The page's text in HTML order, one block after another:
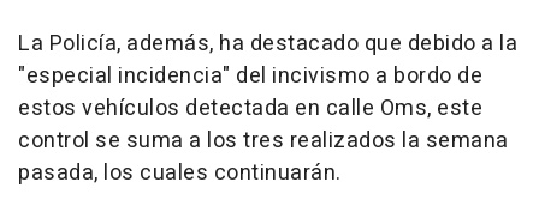
La Policía, además, ha destacado que debido a la
"especial incidencia" del incivismo a bordo de
estos vehículos detectada en calle Oms, este
control se suma a los tres realizados la semana
pasada, los cuales continuarán.